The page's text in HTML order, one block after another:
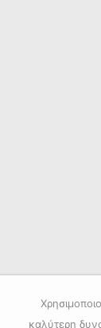
καλύτερη